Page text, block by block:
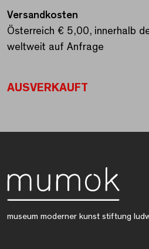
Versandkosten
Österreich € 5,00, innerhalb
weltweit auf Anfrage
AUSVERKAUFT
museum moderner kunst stiftung